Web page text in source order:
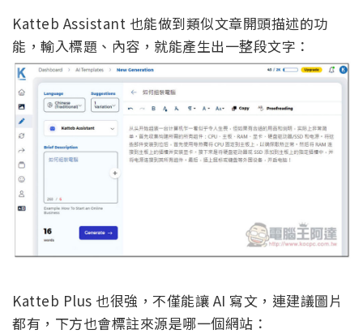
Katteb Assistant 也能做到類似文章開頭描述的功
能，輸入標題、內容，就能產生出一整段文字：
Katteb Plus 也很強，不僅能讓 AI 寫文，連建議圖片
都有，下方也會標註來源是哪一個網站：